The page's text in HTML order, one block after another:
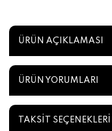
ÜRÜN AÇIKLAMASI
ÜRÜN YORUMLARI
TAKSİT SEÇENEKLERİ